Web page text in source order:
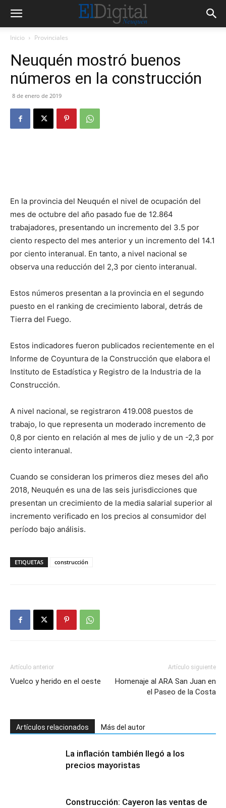
Inicio Provinciales
Neuquén mostró buenos
números en la construcción
8 de enero de 2019
En la provincia del Neuquén el nivel de ocupación del
mes de octubre del año pasado fue de 12.864
trabajadores, presentando un incremento del 3.5 por
ciento respecto del mes anterior y un incremento del 14.1
por ciento interanual. En tanto, a nivel nacional se
observa una reducción del 2,3 por ciento interanual.
Estos números presentan a la provincia en el segundo
puesto en el ranking de crecimiento laboral, detrás de
Tierra del Fuego.
Estos indicadores fueron publicados recientemente en el
Informe de Coyuntura de la Construcción que elabora el
Instituto de Estadística y Registro de la Industria de la
Construcción.
A nivel nacional, se registraron 419.008 puestos de
trabajo, lo que representa un moderado incremento de
0,8 por ciento en relación al mes de julio y de un -2,3 por
ciento interanual.
Cuando se consideran los primeros diez meses del año
2018, Neuquén es una de las seis jurisdicciones que
presentan un crecimiento de la media salarial superior al
incremento verificado en los precios al consumidor del
período bajo análisis.
ETIQUETAS construcción
Artículo anterior
Vuelco y herido en el oeste
Artículo siguiente
Homenaje al ARA San Juan en
el Paseo de la Costa
Artículos relacionados Más del autor
La inflación también llegó a los
precios mayoristas
Construcción: Cayeron las ventas de